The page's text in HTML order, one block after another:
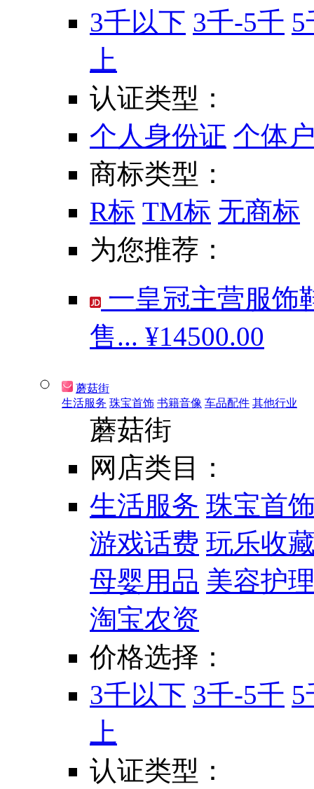
3千以下 3千-5千 5
上
认证类型：
个人身份证 个体
商标类型：
R标 TM标 无商标
为您推荐：
一皇冠主营服饰
售... ¥14500.00
蘑菇街
生活服务 珠宝首饰 书籍音像 车品配件 其他行业
蘑菇街
网店类目：
生活服务 珠宝首
游戏话费 玩乐收
母婴用品 美容护
淘宝农资
价格选择：
3千以下 3千-5千 5
上
认证类型：